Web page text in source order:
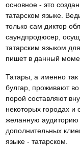
основное - это
татарском языке.
только сам диктор
саундпродюсер,
татарским языком
пишет в данный
Татары, а именно
булгар, проживают
порой составляют
некоторых городах и
желанную
дополнительных
языке - татарском.